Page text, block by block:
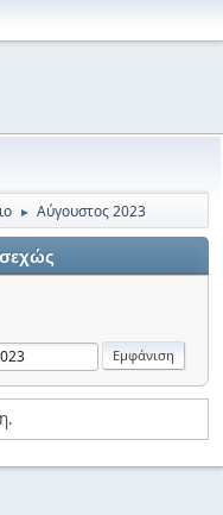
► Αύγουστος 2023